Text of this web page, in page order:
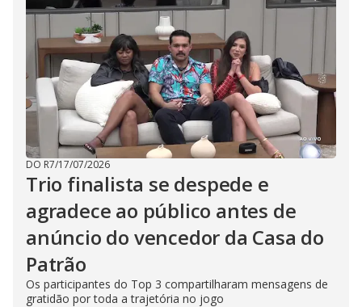
DO R7/17/07/2026
Trio finalista se despede e
agradece ao público antes de
anúncio do vencedor da Casa do
Patrão
Os participantes do Top 3 compartilharam mensagens de
gratidão por toda a trajetória no jogo